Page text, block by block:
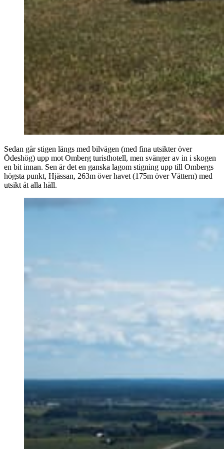
Sedan går stigen längs med bilvägen (med fina utsikter över
Ödeshög) upp mot Omberg turisthotell, men svänger av in i skogen
en bit innan. Sen är det en ganska lagom stigning upp till Ombergs
högsta punkt, Hjässan, 263m över havet (175m över Vättern) med
utsikt åt alla håll.